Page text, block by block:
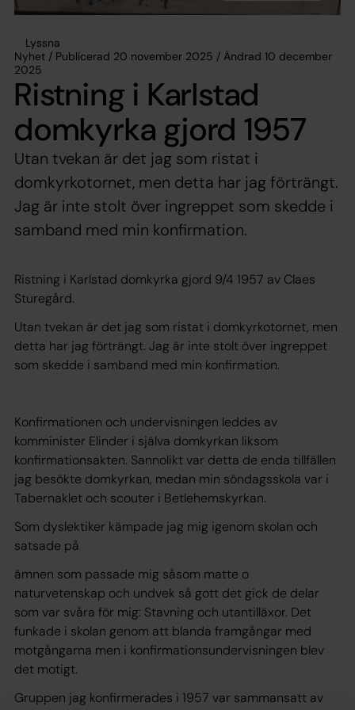
Lyssna
Nyhet / Publicerad 20 november 2025 / Ändrad 10 december
2025
Ristning i Karlstad
domkyrka gjord 1957
Utan tvekan är det jag som ristat i
domkyrkotornet, men detta har jag förträngt.
Jag är inte stolt över ingreppet som skedde i
samband med min konfirmation.
Ristning i Karlstad domkyrka gjord 9/4 1957 av Claes
Sturegård.
Utan tvekan är det jag som ristat i domkyrkotornet, men
detta har jag förträngt. Jag är inte stolt över ingreppet
som skedde i samband med min konfirmation.
Konfirmationen och undervisningen leddes av
komminister Elinder i själva domkyrkan liksom
konfirmationsakten. Sannolikt var detta de enda tillfällen
jag besökte domkyrkan, medan min söndagsskola var i
Tabernaklet och scouter i Betlehemskyrkan.
Som dyslektiker kämpade jag mig igenom skolan och
satsade på
ämnen som passade mig såsom matte o
naturvetenskap och undvek så gott det gick de delar
som var svåra för mig: Stavning och utantilläxor. Det
funkade i skolan genom att blanda framgångar med
motgångarna men i konfirmationsundervisningen blev
det motigt.
Gruppen jag konfirmerades i 1957 var sammansatt av